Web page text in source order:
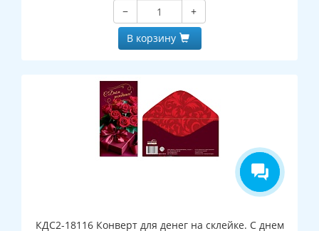
−
+
В корзину
КДС2-18116 Конверт для денег на склейке. С днем